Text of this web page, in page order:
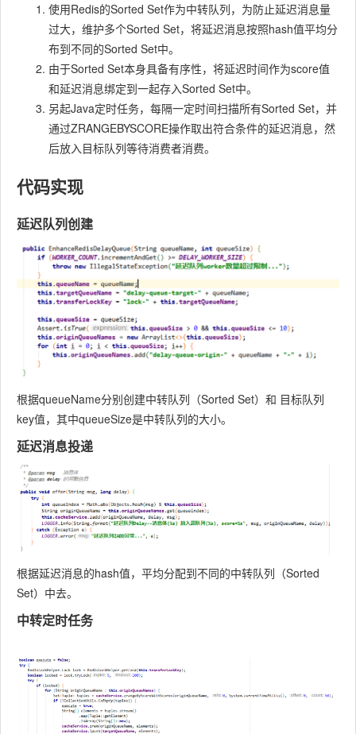
使用Redis的Sorted Set作为中转队列，为防止延迟消息量
过大，维护多个Sorted Set，将延迟消息按照hash值平均分
布到不同的Sorted Set中。
由于Sorted Set本身具备有序性，将延迟时间作为score值
和延迟消息绑定到一起存入Sorted Set中。
另起Java定时任务，每隔一定时间扫描所有Sorted Set，并
通过ZRANGEBYSCORE操作取出符合条件的延迟消息，然
后放入目标队列等待消费者消费。
代码实现
延迟队列创建
根据queueName分别创建中转队列（Sorted Set）和 目标队列
key值，其中queueSize是中转队列的大小。
延迟消息投递
根据延迟消息的hash值，平均分配到不同的中转队列（Sorted
Set）中去。
中转定时任务